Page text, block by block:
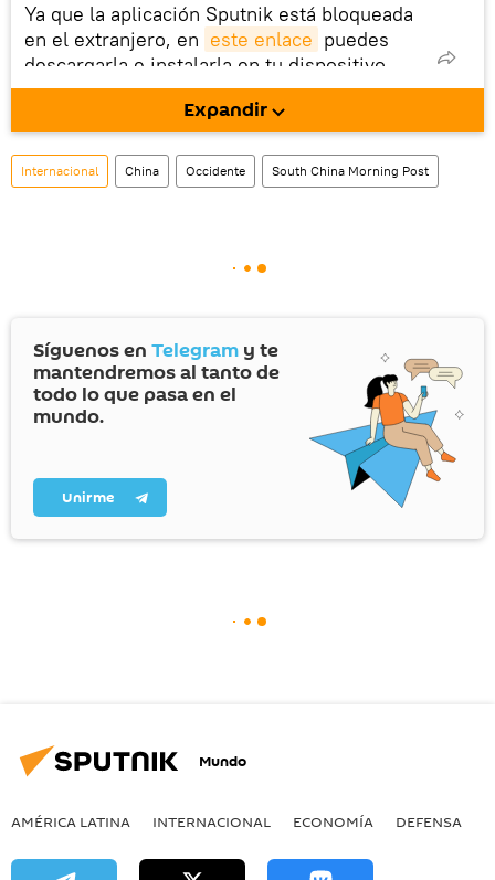
Ya que la aplicación Sputnik está bloqueada
en el extranjero, en este enlace puedes
descargarla e instalarla en tu dispositivo
móvil (¡solo para Android!).
También tenemos una cuenta en la red
social rusa VK .
Expandir
Internacional China Occidente South China Morning Post
Síguenos en Telegram y te
mantendremos al tanto de
todo lo que pasa en el
mundo.
Unirme
Mundo
AMÉRICA LATINA INTERNACIONAL ECONOMÍA DEFENSA